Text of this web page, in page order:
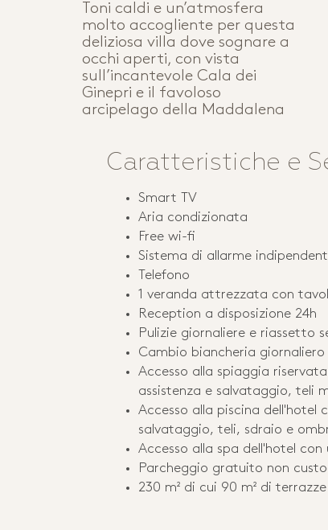
Toni caldi e un’atmosfera
molto accogliente per questa
deliziosa villa dove sognare a
occhi aperti, con vista
sull’incantevole Cala dei
Ginepri e il favoloso
arcipelago della Maddalena
Caratteristiche e
Smart TV
Aria condizionata
Free wi-fi
Sistema di allarme
Telefono
1 veranda attrezzata con
Reception a disposizione 24h
Pulizie giornaliere e riassetto
Cambio biancheria giornaliero
Accesso alla spiaggia
assistenza e salvataggio, teli
Accesso alla piscina dell'hotel
salvataggio, teli, sdraio e
Accesso alla spa dell'hotel
Parcheggio gratuito non
230 m² di cui 90 m² di